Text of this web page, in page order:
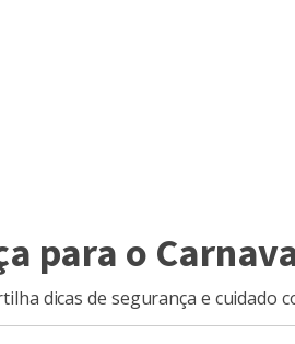
para o
dicas de segurança e cuidado